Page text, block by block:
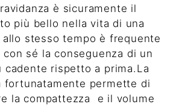
è sicuramente il
più bello nella vita di una
allo stesso tempo è frequente
sé la conseguenza di un
cadente rispetto a prima.La
fortunatamente permette di
la compattezza
e il volume